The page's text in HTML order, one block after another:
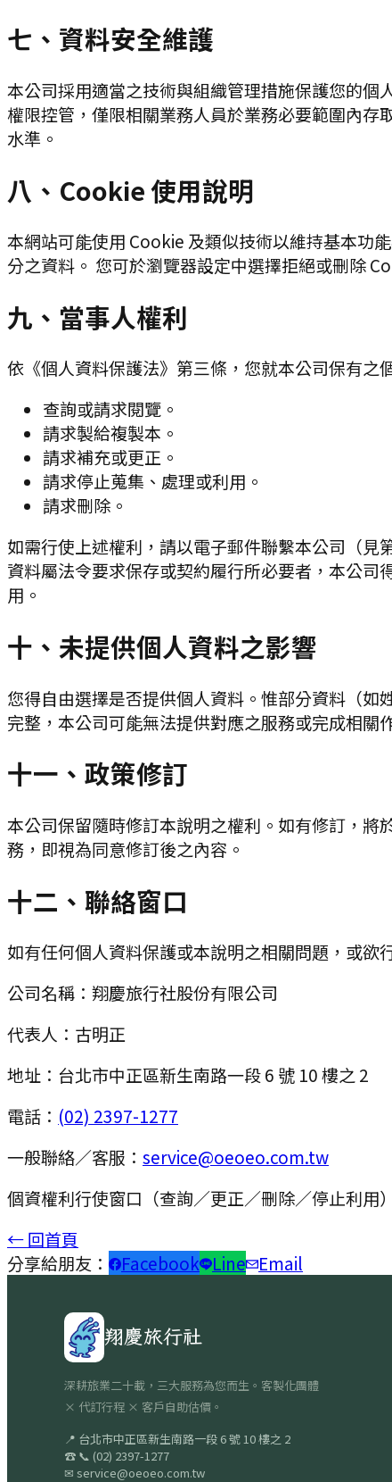
七、資料安全維護
本公司採用適當之技術與組織管理措施保護您的個
權限控管，僅限相關業務人員於業務必要範圍內
水準。
八、Cookie 使用說明
本網站可能使用 Cookie 及類似技術以維持基本功
分之資料。 您可於瀏覽器設定中選擇拒絕或刪除
九、當事人權利
依《個人資料保護法》第三條，您就本公司保有之
查詢或請求閱覽。
請求製給複製本。
請求補充或更正。
請求停止蒐集、處理或利用。
請求刪除。
如需行使上述權利，請以電子郵件聯繫本公司（
資料屬法令要求保存或契約履行所必要者，本公
用。
十、未提供個人資料之影響
您得自由選擇是否提供個人資料。惟部分資料（
完整，本公司可能無法提供對應之服務或完成相關
十一、政策修訂
本公司保留隨時修訂本說明之權利。如有修訂，將
務，即視為同意修訂後之內容。
十二、聯絡窗口
如有任何個人資料保護或本說明之相關問題，或欲
公司名稱： 翔慶旅行社股份有限公司
代表人： 古明正
地址： 台北市中正區新生南路一段 6 號 10 樓之 2
電話： (02) 2397-1277
一般聯絡／客服： service@oeoeo.com.tw
個資權利行使窗口（查詢／更正／刪除／停止利用
← 回首頁
分享給朋友：
Facebook Line Email
翔慶旅行社
深耕旅業二十載，三大服務為您而生。客製化團體
× 代訂行程 × 客戶自助估價。
📍 台北市中正區新生南路一段 6 號 10 樓之 2
☎ 📞 (02) 2397-1277
✉ service@oeoeo.com.tw